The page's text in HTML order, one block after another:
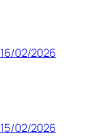
16/02/2026
15/02/2026